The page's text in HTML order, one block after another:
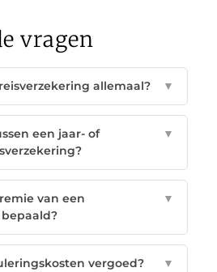
vragen
allemaal? ▼
een jaar- of
▼
van een
▼
vergoed? ▼